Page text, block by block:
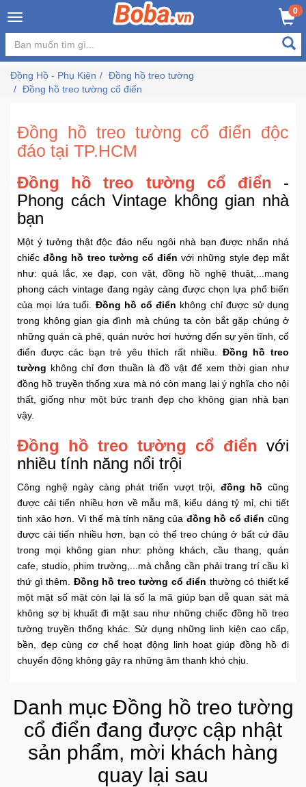
×
Đăng
nhập
Chủ
Đang
Bán
Chạy
Khuyến
Mãi
Thiết
âm
Phụ
Kiện
Công
Nghệ
Tivi
Thiết
Giải
Đồ
Dụng
0
Đồng Hồ - Phụ Kiện
Đồng hồ treo tường
Đồng hồ treo tường cổ điển
Đồng hồ treo tường cổ điển độc
đáo tại TP.HCM
Đồng hồ treo tường cổ điển -
Phong cách Vintage không gian nhà
bạn
Một ý tưởng thật độc đáo nếu ngôi nhà bạn được nhấn nhá
chiếcđồng hồ treo tường cổ điển với những style đẹp mắt
như: quả lắc, xe đạp, con vật, đồng hồ nghệ thuật,...mang
phong cách vintage đang ngày càng được chọn lựa phổ biến
của mọi lứa tuổi.
Đồng hồ cổ điển không chỉ được sử dụng
trong không gian gia đình mà chúng ta còn bắt gặp chúng ở
những quán cà phê, quán nước hơi hướng đến sự yên tĩnh, cổ
điển được các bạn trẻ yêu thích rất nhiều. Đồng hồ treo
tường không chỉ đơn thuần là đồ vật để xem thời gian như
đồng hồ truyền thống xưa mà nó còn mang lại ý nghĩa cho nội
thất, giống như một bức tranh đẹp cho không gian nhà bạn
vậy.
Đồng hồ treo tường cổ điển với
nhiều tính năng nổi trội
Công nghệ ngày càng phát triển vượt trội, đồng hồcũng
được cải tiến nhiều hơn về mẫu mã, kiểu dáng tỷ mỉ, chi tiết
tinh xảo hơn. Vì thế mà tính năng của đồng hồ cổ điển cũng
được cải tiến nhiều hơn, bạn có thể treo chúng ở bất cứ đâu
trong mọi không gian như: phòng khách, cầu thang, quán
cafe, studio, phim trường,...mà chẳng cần phải trang trí cầu kì
thứ gì thêm. Đồng hồ treo tường cổ điển thường có thiết kế
một mặt số mặt còn lại là số la mã giúp bạn dễ quan sát mà
không sợ bị khuất đi mặt sau như những chiếc đồng hồ treo
tường truyền thống khác. Sử dụng những linh kiện cao cấp,
bền, đẹp cùng cơ chế hoạt động linh hoạt giúp đồng hồ đi
chuyển động không gây ra những âm thanh khó chịu.
Danh mục Đồng hồ treo tường
cổ điển đang được cập nhật
sản phẩm, mời khách hàng
quay lại sau